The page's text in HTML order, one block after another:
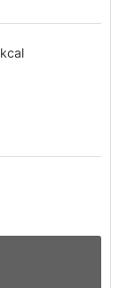
kcal